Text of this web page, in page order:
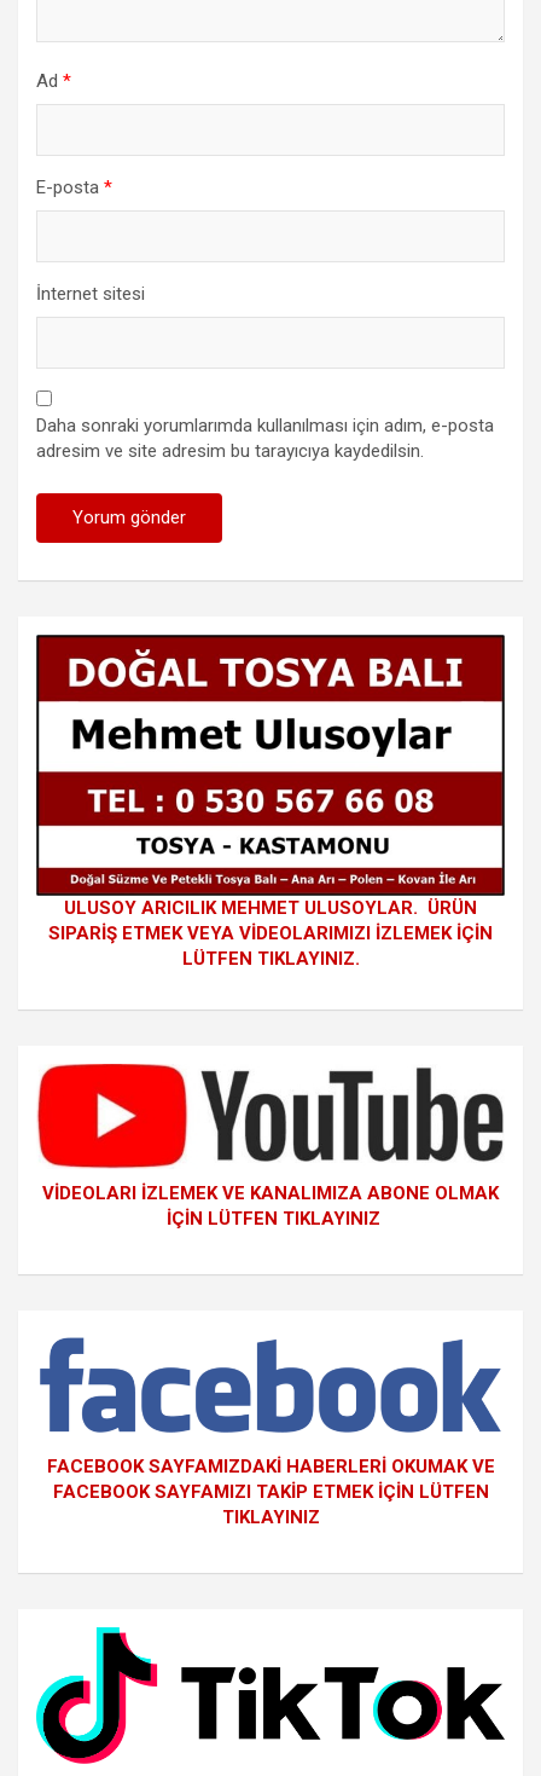
Ad *
E-posta *
İnternet sitesi
Daha sonraki yorumlarımda kullanılması için adım, e-posta
adresim ve site adresim bu tarayıcıya kaydedilsin.
ULUSOY ARICILIK MEHMET ULUSOYLAR. ÜRÜN
SIPARİŞ ETMEK VEYA VİDEOLARIMIZI İZLEMEK İÇİN
LÜTFEN TIKLAYINIZ.
VİDEOLARI İZLEMEK VE KANALIMIZA ABONE OLMAK
İÇİN LÜTFEN TIKLAYINIZ
FACEBOOK SAYFAMIZDAKİ HABERLERİ OKUMAK VE
FACEBOOK SAYFAMIZI TAKİP ETMEK İÇİN LÜTFEN
TIKLAYINIZ